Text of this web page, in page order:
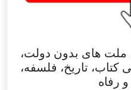
های بدون دولت،
کتاب، تاریخ، فلسفه،
و رفاه